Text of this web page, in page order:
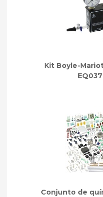
Kit Boyle-
Conjunto de